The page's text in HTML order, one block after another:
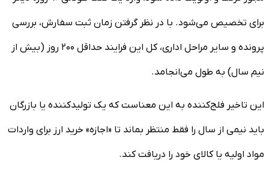
برای تخصیص می‌شود. با در نظر گرفتن زمان ثبت سفارش، بررسی
پرونده و سایر مراحل اداری، کل این فرایند حداقل ۲۰۰ روز (بیش از
نیم سال) به طول می‌انجامد.
این تاخیر فلج‌کننده به این معناست که یک تولیدکننده یا بازرگان
باید نیمی از سال را فقط منتظر بماند تا «اجازه» خرید ارز برای واردات
مواد اولیه یا کالای خود را دریافت کند.